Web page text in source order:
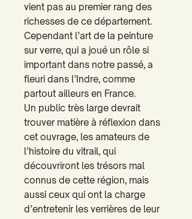
vient pas au premier rang des
richesses de ce département.
Cependant l’art de la peinture
sur verre, qui a joué un rôle si
important dans notre passé, a
fleuri dans l’Indre, comme
partout ailleurs en France.
Un public très large devrait
trouver matière à réflexion dans
cet ouvrage, les amateurs de
l’histoire du vitrail, qui
découvriront les trésors mal
connus de cette région, mais
aussi ceux qui ont la charge
d’entretenir les verrières de leur